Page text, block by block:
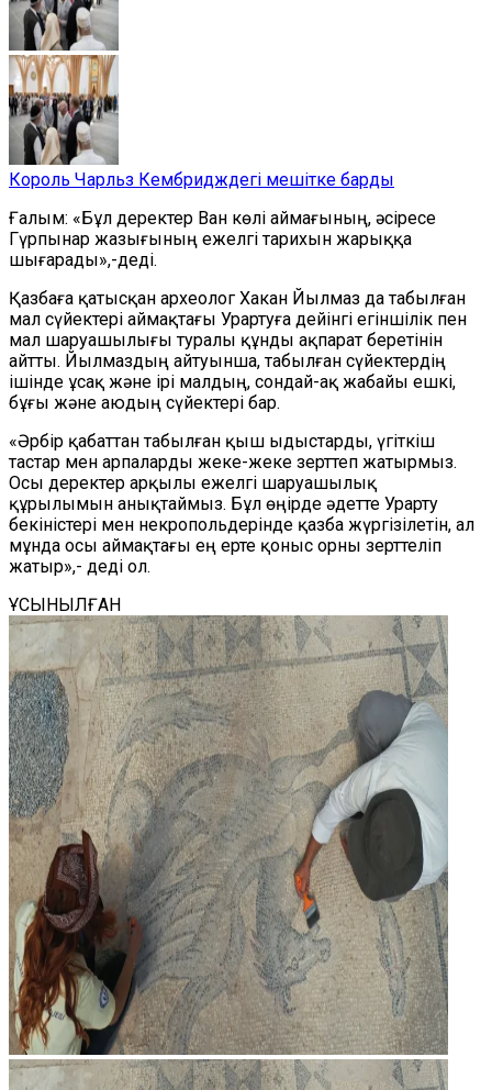
Король Чарльз Кембридждегі мешітке барды
Ғалым: «Бұл деректер Ван көлі аймағының, әсіресе
Гүрпынар жазығының ежелгі тарихын жарыққа
шығарады»,-деді.
Қазбаға қатысқан археолог Хакан Йылмаз да табылған
мал сүйектері аймақтағы Урартуға дейінгі егіншілік пен
мал шаруашылығы туралы құнды ақпарат беретінін
айтты. Йылмаздың айтуынша, табылған сүйектердің
ішінде ұсақ және ірі малдың, сондай-ақ жабайы ешкі,
бұғы және аюдың сүйектері бар.
«Әрбір қабаттан табылған қыш ыдыстарды, үгіткіш
тастар мен арпаларды жеке-жеке зерттеп жатырмыз.
Осы деректер арқылы ежелгі шаруашылық
құрылымын анықтаймыз. Бұл өңірде әдетте Урарту
бекіністері мен некропольдерінде қазба жүргізілетін, ал
мұнда осы аймақтағы ең ерте қоныс орны зерттеліп
жатыр»,- деді ол.
ҰСЫНЫЛҒАН